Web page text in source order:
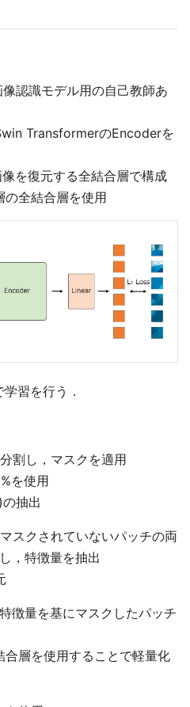
認識モデル用の自己教師あ
TransformerのEncoderを
を復元する全結合層で構成
の全結合層を使用
習を行う．
割し，マスクを適用
を使用
抽出
スクされていないパッチの両
，特徴量を抽出
徴量を基にマスクしたパッチ
合層を使用することで軽量化